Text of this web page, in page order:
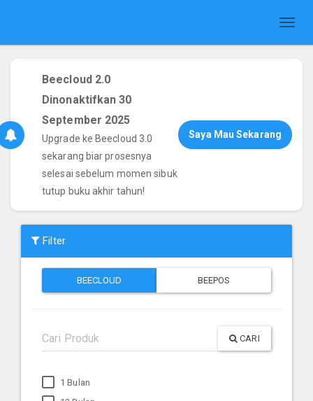
Beecloud 2.0
Dinonaktifkan 30
September 2025
Upgrade ke Beecloud 3.0
sekarang biar prosesnya
selesai sebelum momen sibuk
tutup buku akhir tahun!
Saya Mau Sekarang
Filter
BEECLOUD BEEPOS
CARI
1 Bulan